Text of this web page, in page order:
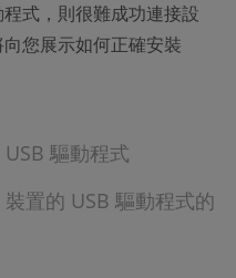
式，則很難成功連接設
您展示如何正確安裝
驅動程式
置的 USB 驅動程式的